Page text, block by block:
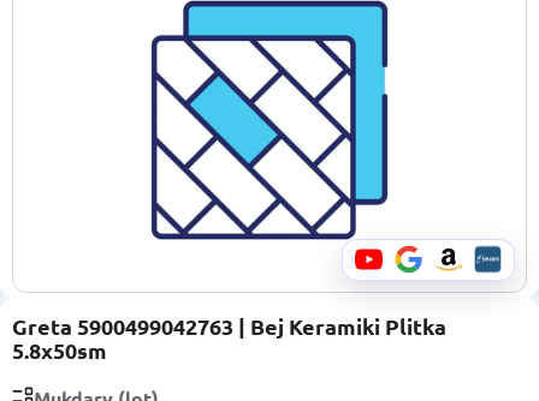
Greta 5900499042763 | Bej Keramiki Plitka
5.8x50sm